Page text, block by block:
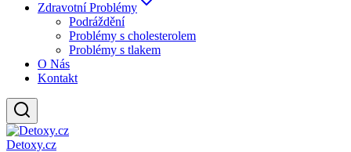
Zdravotní Problémy
Podráždění
Problémy s cholesterolem
Problémy s tlakem
O Nás
Kontakt
Detoxy.cz